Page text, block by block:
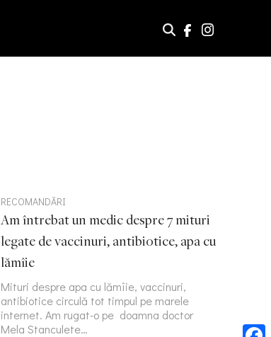
RECOMANDĂRI
Am întrebat un medic despre 7 mituri
legate de vaccinuri, antibiotice, apa cu
lămîie
Mituri despre apa cu lămîie, vaccinuri,
antibiotice circulă tot timpul pe marele
internet. Am rugat-o pe doamna doctor
Mela Stanculete…